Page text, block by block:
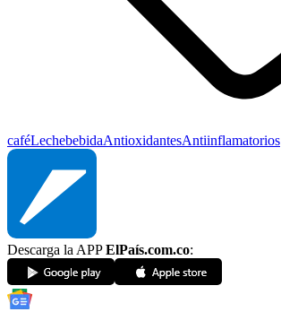
caféLechebebidaAntioxidantesAntiinflamatorios
Descarga la APPElPaís.com.co: